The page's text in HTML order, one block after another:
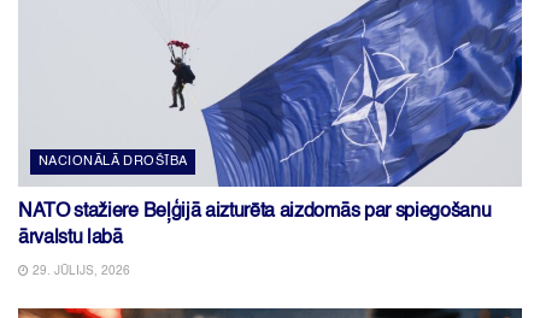
NACIONĀLĀ DROŠĪBA
NATO stažiere Beļģijā aizturēta aizdomās par spiegošanu
ārvalstu labā
29. JŪLIJS, 2026